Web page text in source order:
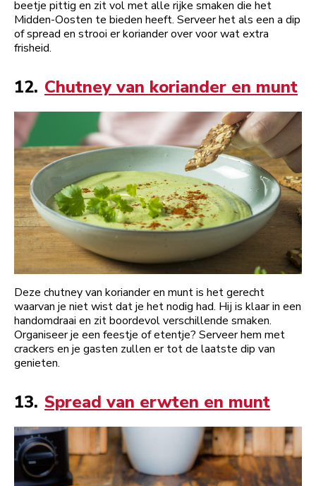
beetje pittig en zit vol met alle rijke smaken die het
Midden-Oosten te bieden heeft. Serveer het als een a dip
of spread en strooi er koriander over voor wat extra
frisheid.
12. Chutney van koriander en munt
Deze chutney van koriander en munt is het gerecht
waarvan je niet wist dat je het nodig had. Hij is klaar in een
handomdraai en zit boordevol verschillende smaken.
Organiseer je een feestje of etentje? Serveer hem met
crackers en je gasten zullen er tot de laatste dip van
genieten.
13. Spread van erwten en munt